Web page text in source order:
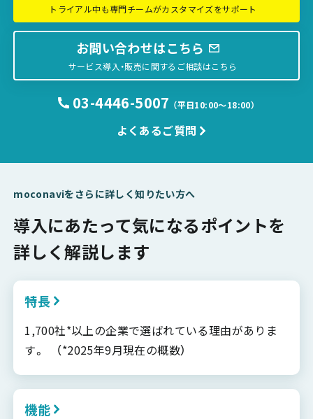
トライアル中も専門チームがカスタマイズをサポート
お問い合わせはこちら
サービス導入・販売に関するご相談はこちら
03-4446-5007 （平日10:00〜18:00）
よくあるご質問
moconaviをさらに詳しく知りたい方へ
導入にあたって気になるポイントを
詳しく解説します
特長
1,700社*以上の企業で選ばれている理由がありま
す。 （*2025年9月現在の概数）
機能